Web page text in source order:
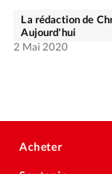
La rédaction de
Aujourd'hui
2 Mai 2020
Acheter